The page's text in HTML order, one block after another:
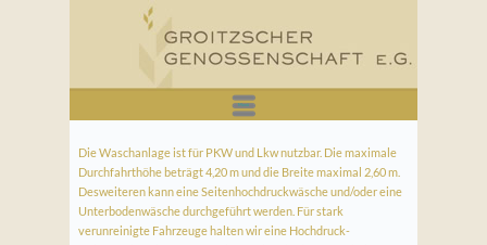
Menü
Die Waschanlage ist für PKW und Lkw nutzbar. Die maximale
Durchfahrthöhe beträgt 4,20 m und die Breite maximal 2,60 m.
Desweiteren kann eine Seitenhochdruckwäsche und/oder eine
Unterbodenwäsche durchgeführt werden. Für stark
verunreinigte Fahrzeuge halten wir eine Hochdruck-